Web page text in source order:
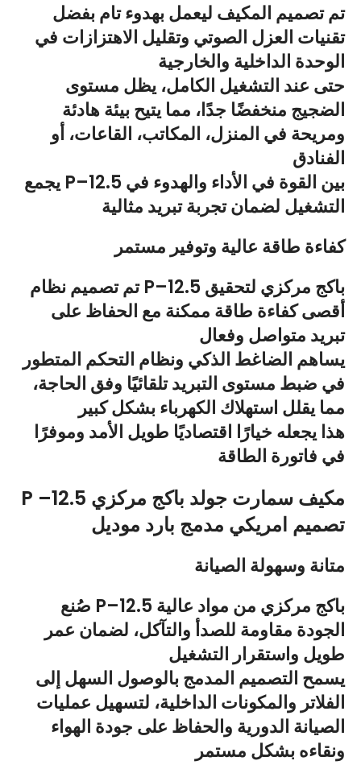
تم تصميم المكيف ليعمل بهدوء تام بفضل
تقنيات العزل الصوتي وتقليل الاهتزازات في
الوحدة الداخلية والخارجية
حتى عند التشغيل الكامل، يظل مستوى
الضجيج منخفضًا جدًا، مما يتيح بيئة هادئة
ومريحة في المنزل، المكاتب، القاعات، أو
الفنادق
يجمع P–12.5 بين القوة في الأداء والهدوء في
التشغيل لضمان تجربة تبريد مثالية
كفاءة طاقة عالية وتوفير مستمر
تم تصميم نظام P–12.5 باكج مركزي لتحقيق
أقصى كفاءة طاقة ممكنة مع الحفاظ على
تبريد متواصل وفعال
يساهم الضاغط الذكي ونظام التحكم المتطور
في ضبط مستوى التبريد تلقائيًا وفق الحاجة،
مما يقلل استهلاك الكهرباء بشكل كبير
هذا يجعله خيارًا اقتصاديًا طويل الأمد وموفرًا
في فاتورة الطاقة
P –12.5 مكيف سمارت جولد باكج مركزي
تصميم امريكي مدمج بارد موديل
متانة وسهولة الصيانة
صُنع P–12.5 باكج مركزي من مواد عالية
الجودة مقاومة للصدأ والتآكل، لضمان عمر
طويل واستقرار التشغيل
يسمح التصميم المدمج بالوصول السهل إلى
الفلاتر والمكونات الداخلية، لتسهيل عمليات
الصيانة الدورية والحفاظ على جودة الهواء
ونقاءه بشكل مستمر